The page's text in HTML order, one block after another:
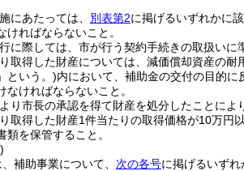
にあたっては、 別表第2に掲げるいずれかに
ければならないこと。
に際しては、市が行う契約手続きの取扱いに
取得した財産については、減価償却資産の耐
という。)内において、補助金の交付の目的
なければならないこと。
り市長の承認を得て財産を処分したことによ
取得した財産1件当たりの取得価格が10万円
類を保管すること。
補助事業について、 次の各号に掲げるいず